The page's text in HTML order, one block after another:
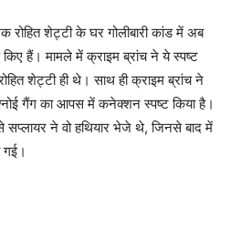
रोहित शेट्टी के घर गोलीबारी कांड में अब
हैं। मामले में क्राइम ब्रांच ने ये स्पष्ट
शेट्टी ही थे। साथ ही क्राइम ब्रांच ने
गैंग का आपस में कनेक्शन स्पष्ट किया है।
सप्लायर ने वो हथियार भेजे थे, जिनसे बाद में
गई।